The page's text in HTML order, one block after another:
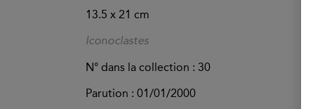
13.5 x 21 cm
Iconoclastes
N° dans la collection : 30
Parution : 01/01/2000